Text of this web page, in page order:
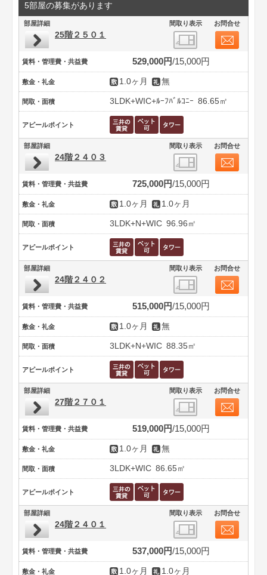
5部屋の募集があります
部屋詳細 間取り表示 お問合せ
25階２５０１
賃料・管理費・共益費 529,000円 15,000円
敷金・礼金 1.0ヶ月 無
間取・面積 3LDK+WIC+ﾙｰﾌﾊﾞﾙｺﾆｰ 86.65㎡
アピールポイント
部屋詳細 間取り表示 お問合せ
24階２４０３
賃料・管理費・共益費 725,000円 15,000円
敷金・礼金 1.0ヶ月 1.0ヶ月
間取・面積 3LDK+N+WIC 96.96㎡
アピールポイント
部屋詳細 間取り表示 お問合せ
24階２４０２
賃料・管理費・共益費 515,000円 15,000円
敷金・礼金 1.0ヶ月 無
間取・面積 3LDK+N+WIC 88.35㎡
アピールポイント
部屋詳細 間取り表示 お問合せ
27階２７０１
賃料・管理費・共益費 519,000円 15,000円
敷金・礼金 1.0ヶ月 無
間取・面積 3LDK+WIC 86.65㎡
アピールポイント
部屋詳細 間取り表示 お問合せ
24階２４０１
賃料・管理費・共益費 537,000円 15,000円
敷金・礼金 1.0ヶ月 1.0ヶ月